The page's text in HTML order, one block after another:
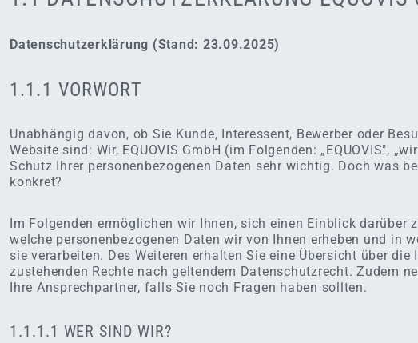
Datenschutzerklärung (Stand: 23.09.2025)
1.1.1 VORWORT
Unabhängig davon, ob Sie Kunde, Interessent, Bewerber oder
Website sind: Wir, EQUOVIS GmbH (im Folgenden: „EQUOVIS",
Schutz Ihrer personenbezogenen Daten sehr wichtig. Doch was
konkret?
Im Folgenden ermöglichen wir Ihnen, sich einen Einblick darüber
welche personenbezogenen Daten wir von Ihnen erheben und in
sie verarbeiten. Des Weiteren erhalten Sie eine Übersicht über die
zustehenden Rechte nach geltendem Datenschutzrecht. Zudem
Ihre Ansprechpartner, falls Sie noch Fragen haben sollten.
1.1.1.1 WER SIND WIR?